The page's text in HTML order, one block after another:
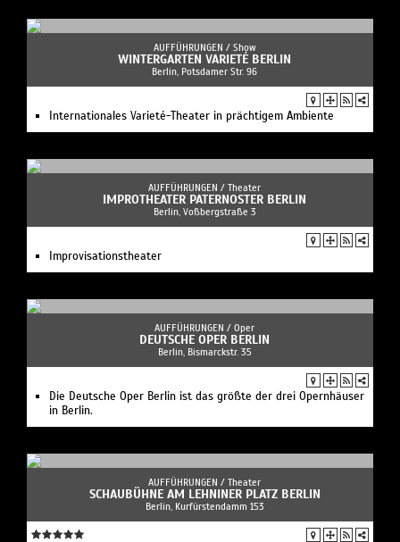
AUFFÜHRUNGEN / Show
WINTERGARTEN VARIETÉ BERLIN
Berlin, Potsdamer Str. 96
Internationales Varieté-Theater in prächtigem Ambiente
AUFFÜHRUNGEN / Theater
IMPROTHEATER PATERNOSTER BERLIN
Berlin, Voßbergstraße 3
Improvisationstheater
AUFFÜHRUNGEN / Oper
DEUTSCHE OPER BERLIN
Berlin, Bismarckstr. 35
Die Deutsche Oper Berlin ist das größte der drei Opernhäuser
in Berlin.
AUFFÜHRUNGEN / Theater
SCHAUBÜHNE AM LEHNINER PLATZ BERLIN
Berlin, Kurfürstendamm 153